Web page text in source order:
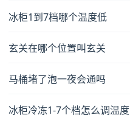
冰柜1到7档哪个温度低
玄关在哪个位置叫玄关
马桶堵了泡一夜会通吗
冰柜冷冻1-7个档怎么调温度